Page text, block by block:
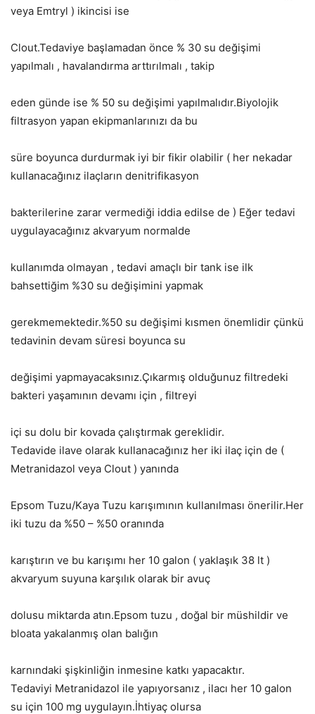
veya Emtryl ) ikincisi ise
Clout.Tedaviye başlamadan önce % 30 su değişimi
yapılmalı , havalandırma arttırılmalı , takip
eden günde ise % 50 su değişimi yapılmalıdır.Biyolojik
filtrasyon yapan ekipmanlarınızı da bu
süre boyunca durdurmak iyi bir fikir olabilir ( her nekadar
kullanacağınız ilaçların denitrifikasyon
bakterilerine zarar vermediği iddia edilse de ) Eğer tedavi
uygulayacağınız akvaryum normalde
kullanımda olmayan , tedavi amaçlı bir tank ise ilk
bahsettiğim %30 su değişimini yapmak
gerekmemektedir.%50 su değişimi kısmen önemlidir çünkü
tedavinin devam süresi boyunca su
değişimi yapmayacaksınız.Çıkarmış olduğunuz filtredeki
bakteri yaşamının devamı için , filtreyi
içi su dolu bir kovada çalıştırmak gereklidir.
Tedavide ilave olarak kullanacağınız her iki ilaç için de (
Metranidazol veya Clout ) yanında
Epsom Tuzu/Kaya Tuzu karışımının kullanılması önerilir.Her
iki tuzu da %50 – %50 oranında
karıştırın ve bu karışımı her 10 galon ( yaklaşık 38 lt )
akvaryum suyuna karşılık olarak bir avuç
dolusu miktarda atın.Epsom tuzu , doğal bir müshildir ve
bloata yakalanmış olan balığın
karnındaki şişkinliğin inmesine katkı yapacaktır.
Tedaviyi Metranidazol ile yapıyorsanız , ilacı her 10 galon
su için 100 mg uygulayın.İhtiyaç olursa